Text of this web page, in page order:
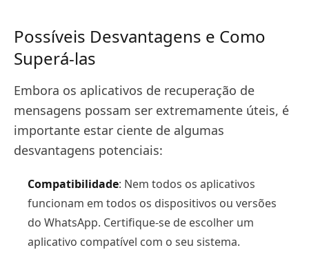
Possíveis Desvantagens e Como
Superá-las
Embora os aplicativos de recuperação de
mensagens possam ser extremamente úteis, é
importante estar ciente de algumas
desvantagens potenciais:
Compatibilidade: Nem todos os aplicativos
funcionam em todos os dispositivos ou versões
do WhatsApp. Certifique-se de escolher um
aplicativo compatível com o seu sistema.